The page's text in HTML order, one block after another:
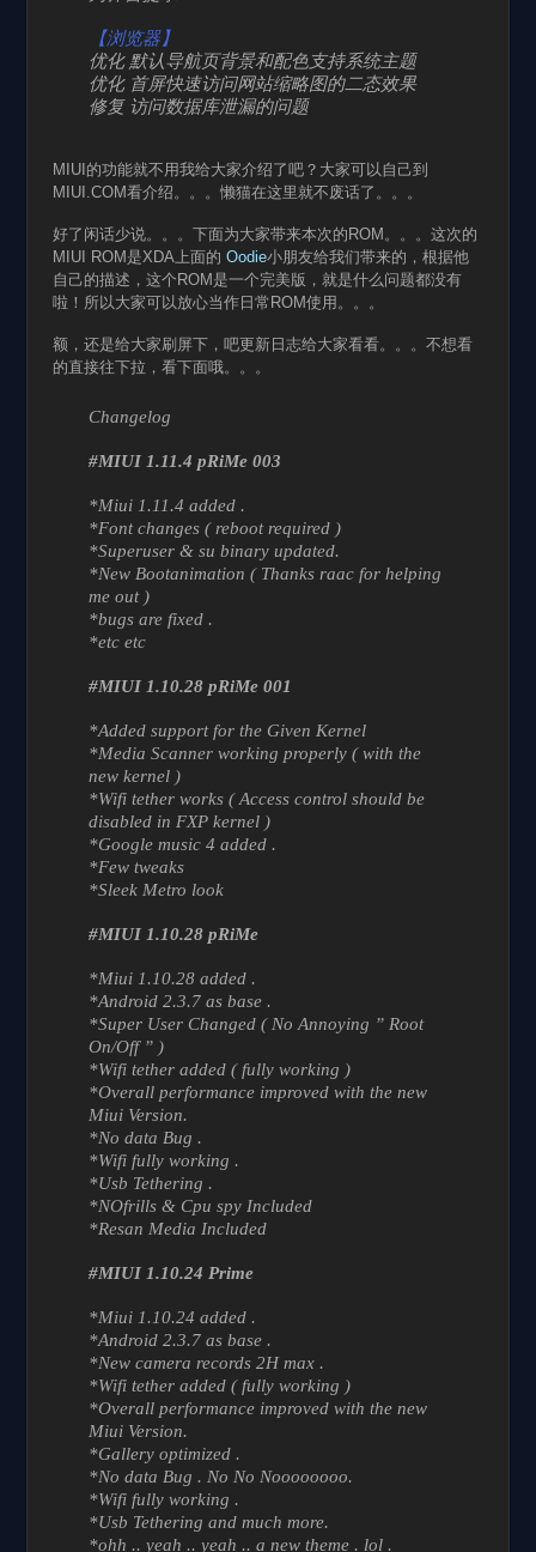
【浏览器】
优化 默认导航页背景和配色支持系统主题
优化 首屏快速访问网站缩略图的二态效果
修复 访问数据库泄漏的问题
MIUI的功能就不用我给大家介绍了吧？大家可以自己到
MIUI.COM看介绍。。。懒猫在这里就不废话了。。。
好了闲话少说。。。下面为大家带来本次的ROM。。。这次的
MIUI ROM是XDA上面的 Oodie小朋友给我们带来的，根据他
自己的描述，这个ROM是一个完美版，就是什么问题都没有
啦！所以大家可以放心当作日常ROM使用。。。
额，还是给大家刷屏下，吧更新日志给大家看看。。。不想看
的直接往下拉，看下面哦。。。
Changelog
#MIUI 1.11.4 pRiMe 003
*Miui 1.11.4 added .
*Font changes ( reboot required )
*Superuser & su binary updated.
*New Bootanimation ( Thanks raac for helping
me out )
*bugs are fixed .
*etc etc
#MIUI 1.10.28 pRiMe 001
*Added support for the Given Kernel
*Media Scanner working properly ( with the
new kernel )
*Wifi tether works ( Access control should be
disabled in FXP kernel )
*Google music 4 added .
*Few tweaks
*Sleek Metro look
#MIUI 1.10.28 pRiMe
*Miui 1.10.28 added .
*Android 2.3.7 as base .
*Super User Changed ( No Annoying ” Root
On/Off ” )
*Wifi tether added ( fully working )
*Overall performance improved with the new
Miui Version.
*No data Bug .
*Wifi fully working .
*Usb Tethering .
*NOfrills & Cpu spy Included
*Resan Media Included
#MIUI 1.10.24 Prime
*Miui 1.10.24 added .
*Android 2.3.7 as base .
*New camera records 2H max .
*Wifi tether added ( fully working )
*Overall performance improved with the new
Miui Version.
*Gallery optimized .
*No data Bug . No No Noooooooo.
*Wifi fully working .
*Usb Tethering and much more.
*ohh .. yeah .. yeah .. a new theme . lol .